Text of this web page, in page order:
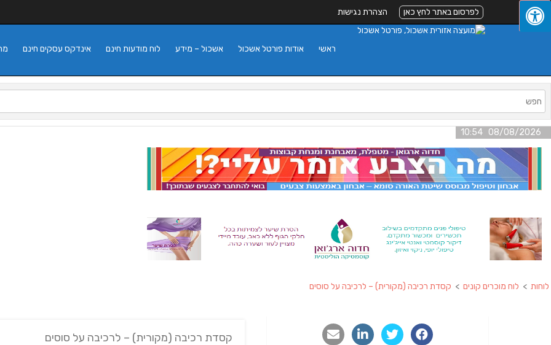
לפרסום באתר לחץ כאן הצהרת נגישות
אינדקס עסקים חינם לוח מודעות חינם אשכול – מידע אודות פורטל אשכול ראשי
08/08/2026 10:54
לוחות > לוח מוכרים קונים > קסדת רכיבה (מקורית) – לרכיבה על סוסים
קסדת רכיבה (מקורית) – לרכיבה על סוסים